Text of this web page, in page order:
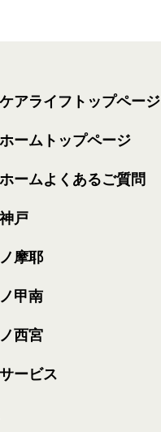
アライフトップページ
ームトップページ
ームよくあるご質問
戸
摩耶
甲南
西宮
ービス